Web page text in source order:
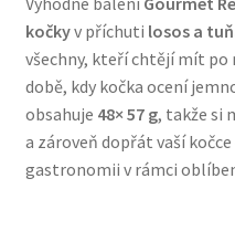
Natural Trainer pro
přírodními složkami
Happy Dog — Německá
kočkyv příchuti losos a
všechny, kteří chtějí mít
době, kdy kočka ocení
obsahuje 48× 57 g, takže si
a zároveň dopřát vaší
gastronomii v rámci